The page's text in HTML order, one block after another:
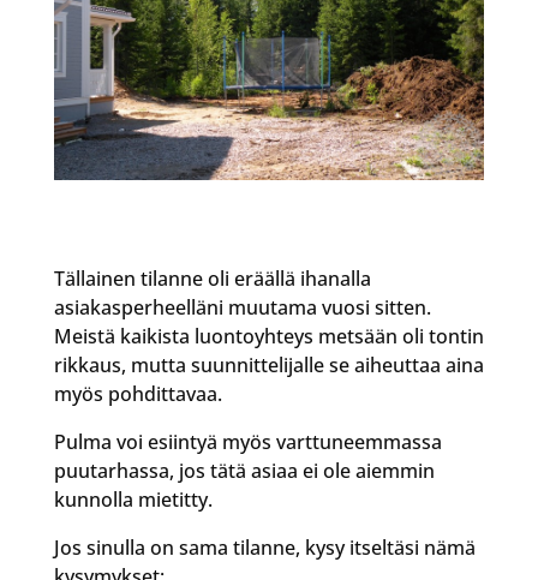
Tällainen tilanne oli eräällä ihanalla
asiakasperheelläni muutama vuosi sitten.
Meistä kaikista luontoyhteys metsään oli tontin
rikkaus, mutta suunnittelijalle se aiheuttaa aina
myös pohdittavaa.
Pulma voi esiintyä myös varttuneemmassa
puutarhassa, jos tätä asiaa ei ole aiemmin
kunnolla mietitty.
Jos sinulla on sama tilanne, kysy itseltäsi nämä